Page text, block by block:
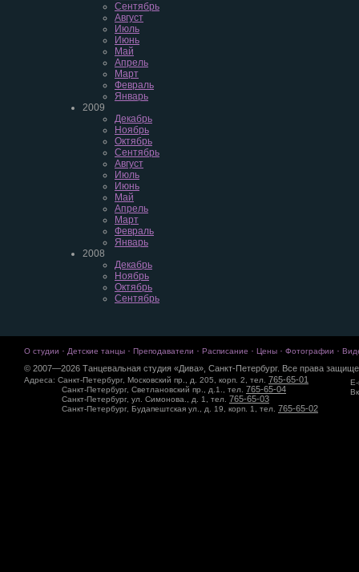
Сентябрь
Август
Июль
Июнь
Май
Апрель
Март
Февраль
Январь
2009
Декабрь
Ноябрь
Октябрь
Сентябрь
Август
Июль
Июнь
Май
Апрель
Март
Февраль
Январь
2008
Декабрь
Ноябрь
Октябрь
Сентябрь
О студии · Детские танцы · Преподаватели · Расписание · Цены · Фотографии ·
© 2007—2026 Танцевальная студия «Дива», Санкт-Петербург. Все права
Адреса: Санкт-Петербург, Московский пр., д. 205, корп. 2, тел. 765-65-01
Санкт-Петербург, Светлановский пр., д.1., тел. 765-65-04
Санкт-Петербург, ул. Симонова., д. 1, тел. 765-65-03
Санкт-Петербург, Будапештская ул., д. 19, корп. 1, тел. 765-65-02